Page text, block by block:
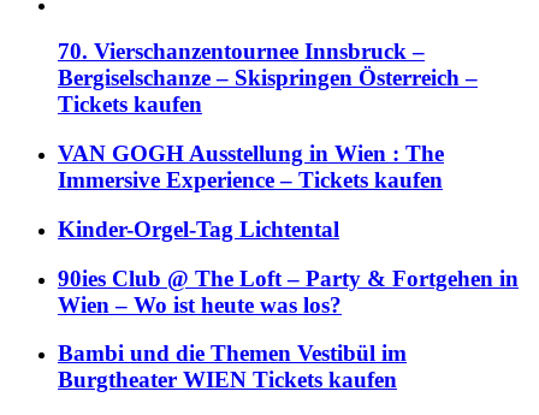
70. Vierschanzentournee Innsbruck –
Bergiselschanze – Skispringen Österreich –
Tickets kaufen
VAN GOGH Ausstellung in Wien : The
Immersive Experience – Tickets kaufen
Kinder-Orgel-Tag Lichtental
90ies Club @ The Loft – Party & Fortgehen in
Wien – Wo ist heute was los?
Bambi und die Themen Vestibül im
Burgtheater WIEN Tickets kaufen